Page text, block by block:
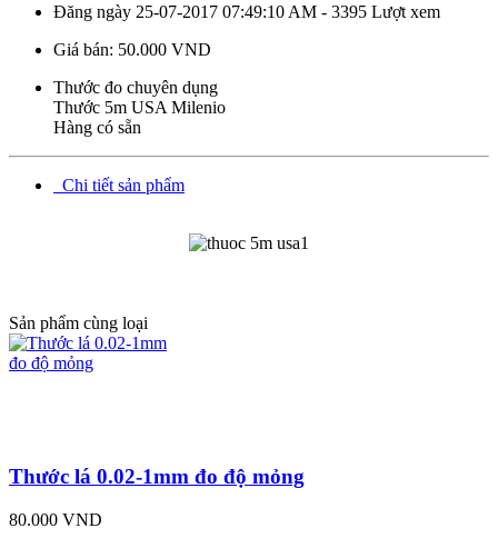
Đăng ngày 25-07-2017 07:49:10 AM - 3395 Lượt xem
Giá bán: 50.000 VND
Thước đo chuyên dụng
Thước 5m USA Milenio
Hàng có sẵn
Chi tiết sản phẩm
Sản phẩm cùng loại
Thước lá 0.02-1mm đo độ mỏng
80.000 VND